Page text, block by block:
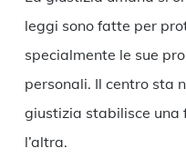
leggi sono fatte per
specialmente le sue
personali. Il centro sta
giustizia stabilisce una
l’altra.